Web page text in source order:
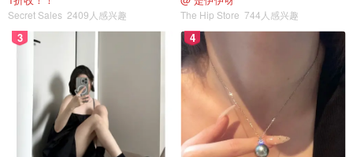
兴业银行
汇款金额的
0.05％，最低50
元/笔，最高200
元/笔
兴业银行 白金黑金客户 免费 100元/笔
汇款金额的
Secret Sales 2409人感兴趣 The Hip Store 744人感兴趣
3 4